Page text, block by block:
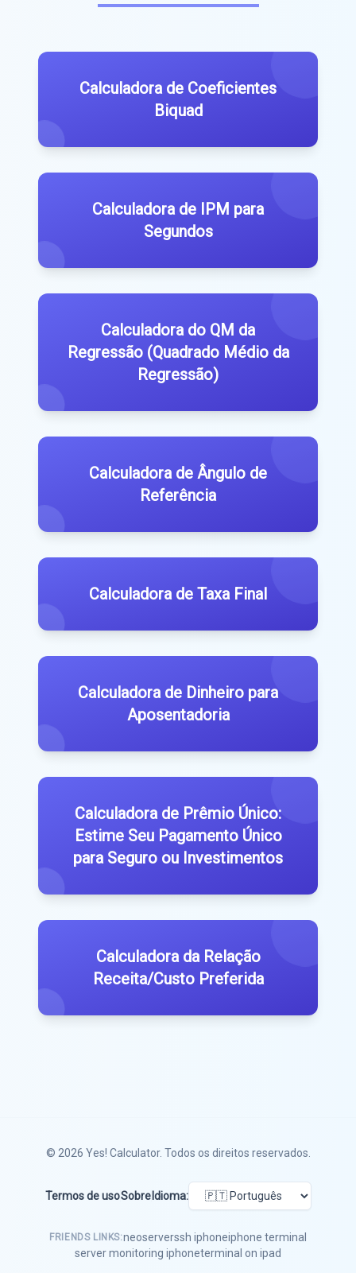
Calculadora de Coeficientes
Biquad
Calculadora de IPM para
Segundos
Calculadora do QM da
Regressão (Quadrado Médio da
Regressão)
Calculadora de Ângulo de
Referência
Calculadora de Taxa Final
Calculadora de Dinheiro para
Aposentadoria
Calculadora de Prêmio Único:
Estime Seu Pagamento Único
para Seguro ou Investimentos
Calculadora da Relação
Receita/Custo Preferida
© 2026 Yes! Calculator. Todos os direitos reservados.
Termos de usoSobre Idioma:
FRIENDS LINKS:neoserverssh iphoneiphone terminal
server monitoring iphoneterminal on ipad